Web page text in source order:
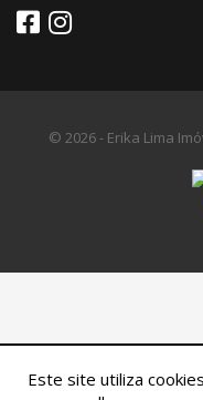
© 2026 - Erika Lima
Este site utiliza